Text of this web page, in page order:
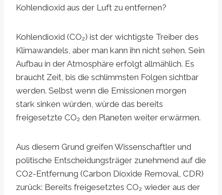
Kohlendioxid aus der Luft zu entfernen?
Kohlendioxid (CO₂) ist der wichtigste Treiber des
Klimawandels, aber man kann ihn nicht sehen. Sein
Aufbau in der Atmosphäre erfolgt allmählich. Es
braucht Zeit, bis die schlimmsten Folgen sichtbar
werden. Selbst wenn die Emissionen morgen
stark sinken würden, würde das bereits
freigesetzte CO₂ den Planeten weiter erwärmen.
Aus diesem Grund greifen Wissenschaftler und
politische Entscheidungsträger zunehmend auf die
CO2-Entfernung (Carbon Dioxide Removal, CDR)
zurück: Bereits freigesetztes CO₂ wieder aus der